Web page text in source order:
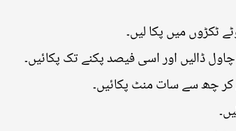
ٹکڑوں میں پکا لیں۔
ڈالیں اور اسی فیصد پکنے تک پکائیں۔
کر چھ سے سات منٹ پکائیں۔